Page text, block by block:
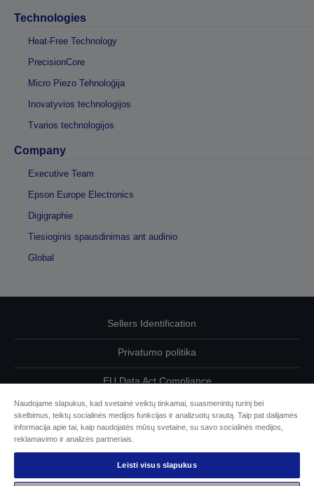
Technologies
Heat-Free Technology
PrecisionCore
Micro Piezo Tehnoloģija
Inovatyvios technologijos
Tvarios technologijos
Company
Executive Team
Epson Europe Electronics
Digigraphie
Tiesioginis spausdinimas ant audinio
Global
Sellers Identification
Privatumo politika
EU Data Act Compliance
Susisiekite su mumis dėl savo duomenų
Cookie Information
„Epson“ įsipareigojimas dėl prieinamumo
Naudojame slapukus, kad svetainė veiktų tinkamai, suasmenintų turinį bei
skelbimus, teiktų socialinės medijos funkcijas ir analizuotų srautą. Taip pat dalijamės
informacija apie tai, kaip naudojatės mūsų svetaine, su savo socialinės medijos,
reklamavimo ir analizės partneriais.
Leisti visus slapukus